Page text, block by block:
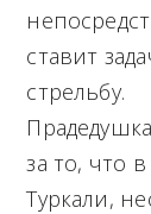
ставит
стрельбу.
за то, что
Туркали,